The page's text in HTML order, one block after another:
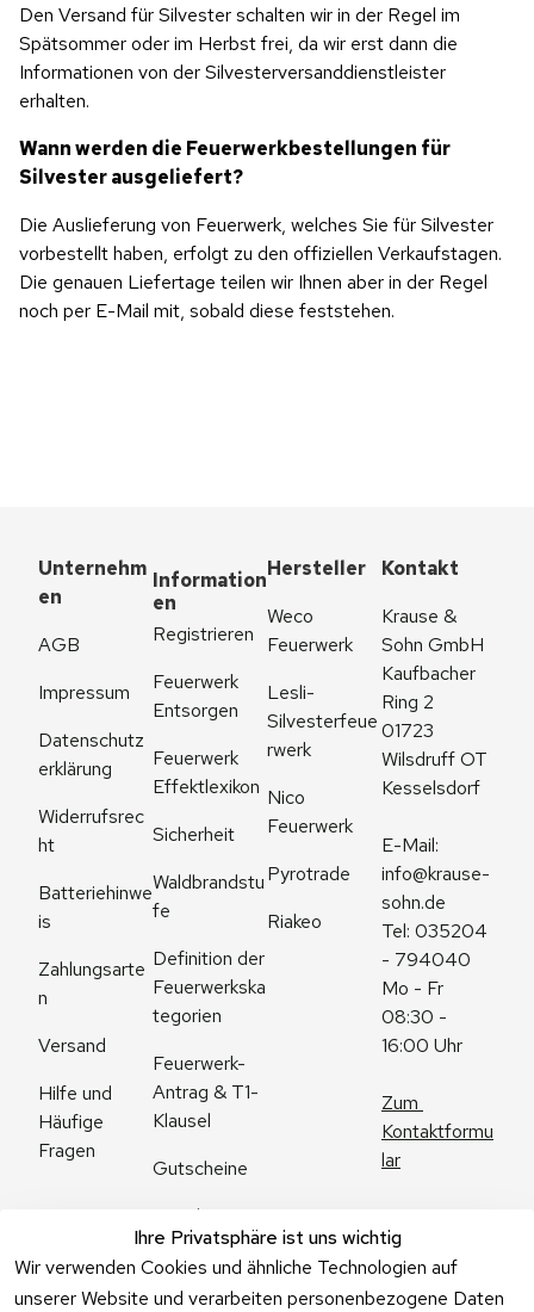
Den Versand für Silvester schalten wir in der Regel im
Spätsommer oder im Herbst frei, da wir erst dann die
Informationen von der Silvesterversanddienstleister
erhalten.
Wann werden die Feuerwerkbestellungen für
Silvester ausgeliefert?
Die Auslieferung von Feuerwerk, welches Sie für Silvester
vorbestellt haben, erfolgt zu den offiziellen Verkaufstagen.
Die genauen Liefertage teilen wir Ihnen aber in der Regel
noch per E-Mail mit, sobald diese feststehen.
Ihre Privatsphäre ist uns wichtig
Wir verwenden Cookies und ähnliche Technologien auf
unserer Website und verarbeiten personenbezogene Daten
Unternehm
en
AGB
Impressum
Datenschutz
erklärung
Widerrufsrec
ht
Batteriehinwe
is
Zahlungsarte
n
Versand
Hilfe und
Häufige
Fragen
Information
en
Registrieren
Feuerwerk
Entsorgen
Feuerwerk
Effektlexikon
Sicherheit
Waldbrandstu
fe
Definition der
Feuerwerkska
tegorien
Feuerwerk-
Antrag & T1-
Klausel
Gutscheine
Angebote
Feuerwerk
Online kaufen
Hersteller
Weco
Feuerwerk
Lesli-
Silvesterfeue
rwerk
Nico
Feuerwerk
Pyrotrade
Riakeo
Kontakt
Krause &
Sohn GmbH
Kaufbacher
Ring 2
01723
Wilsdruff OT
Kesselsdorf
info@krause-
sohn.de
Tel: 035204
- 794040
Mo - Fr
08:30 -
16:00 Uhr
Zum
Kontaktformu
lar